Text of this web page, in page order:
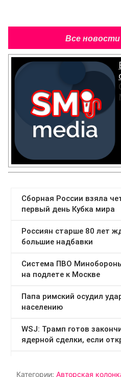
Все новости
Категории: Авторская